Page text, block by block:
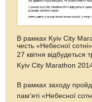
В рамках Kyiv City
честь «Небесної сотні»
27 квітня відбудеться
Kyiv City Marathon
В рамках заходу
пам'яті «Небесної